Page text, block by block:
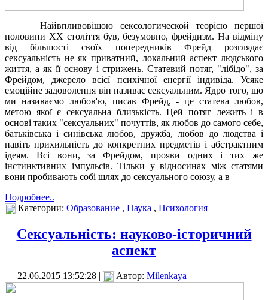
Найвпливовішою сексологической теорією першої
половини XX століття був, безумовно, фрейдизм. На відміну
від більшості своїх попередників Фрейд розглядає
сексуальність не як приватний, локальний аспект людського
життя, а як її основу і стрижень. Статевий потяг, "лібідо", за
Фрейдом, джерело всієї психічної енергії індивіда. Усяке
емоційне задоволення він називає сексуальним. Ядро того, що
ми називаємо любов'ю, писав Фрейд, - це статева любов,
метою якої є сексуальна близькість. Цей потяг лежить і в
основі таких "сексуальних" почуттів, як любов до самого себе,
батьківська і синівська любов, дружба, любов до людства і
навіть прихильність до конкретних предметів і абстрактним
ідеям. Всі вони, за Фрейдом, прояви одних і тих же
інстинктивних імпульсів. Тільки у відносинах між статями
вони пробивають собі шлях до сексуального союзу, а в
Подробнее..
Категории: Образование , Наука , Психология
Сексуальність: науково-історичний
аспект
22.06.2015 13:52:28 | Автор: Milenkaya